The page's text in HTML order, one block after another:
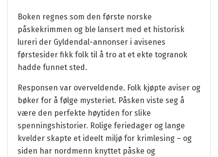
Boken regnes som den første norske
påskekrimmen og ble lansert med et historisk
lureri der Gyldendal-annonser i avisenes
førstesider fikk folk til å tro at et ekte togranok
hadde funnet sted.
Responsen var overveldende. Folk kjøpte aviser og
bøker for å følge mysteriet. Påsken viste seg å
være den perfekte høytiden for slike
spenningshistorier. Rolige feriedager og lange
kvelder skapte et ideelt miljø for krimlesing – og
siden har nordmenn knyttet påske og